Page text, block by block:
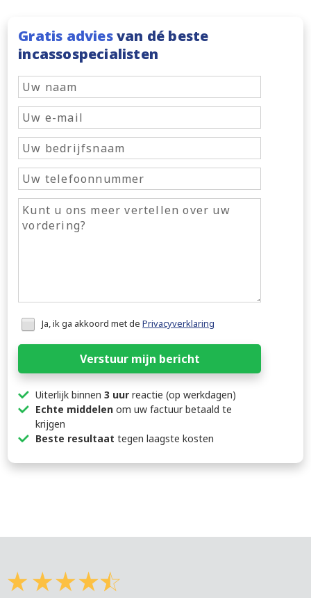
Gratis adviesvan dé beste
incassospecialisten
Honeypot
data
Ja, ik ga akkoord met dePrivacyverklaring
Verstuur mijn bericht
Uiterlijk binnen3 uur reactie (op werkdagen)
Echte middelen om uw factuur betaald te
krijgen
Beste resultaat tegen laagste kosten